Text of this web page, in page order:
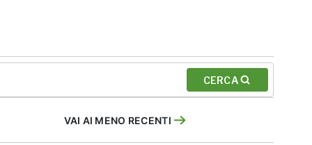
CERCA
VAI AI MENO RECENTI